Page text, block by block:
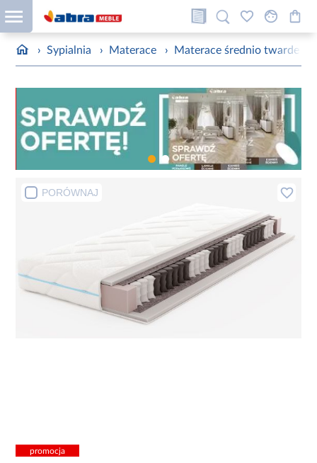
› Sypialnia › Materace › Materace średnio twarde
PORÓWNAJ
promocja